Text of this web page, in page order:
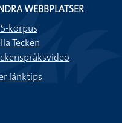
WEBBPLATSER
korpus
Tecken
länktips